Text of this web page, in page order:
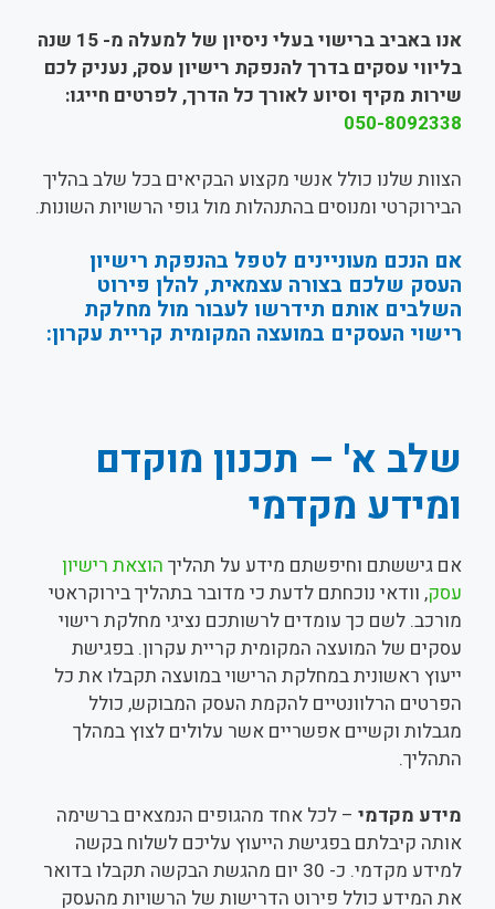
אנו באביב ברישוי בעלי ניסיון של למעלה מ- 15 שנה
בליווי עסקים בדרך להנפקת רישיון עסק, נעניק לכם
שירות מקיף וסיוע לאורך כל הדרך, לפרטים חייגו:
050-8092338
הצוות שלנו כולל אנשי מקצוע הבקיאים בכל שלב בהליך
הבירוקרטי ומנוסים בהתנהלות מול גופי הרשויות השונות.
אם הנכם מעוניינים לטפל בהנפקת רישיון
העסק שלכם בצורה עצמאית, להלן פירוט
השלבים אותם תידרשו לעבור מול מחלקת
רישוי העסקים במועצה המקומית קריית עקרון:
שלב א' – תכנון מוקדם
ומידע מקדמי
אם גיששתם וחיפשתם מידע על תהליך הוצאת רישיון
עסק, וודאי נוכחתם לדעת כי מדובר בתהליך בירוקראטי
מורכב. לשם כך עומדים לרשותכם נציגי מחלקת רישוי
עסקים של המועצה המקומית קריית עקרון. בפגישת
ייעוץ ראשונית במחלקת הרישוי במועצה תקבלו את כל
הפרטים הרלוונטיים להקמת העסק המבוקש, כולל
מגבלות וקשיים אפשריים אשר עלולים לצוץ במהלך
התהליך.
מידע מקדמי – לכל אחד מהגופים הנמצאים ברשימה
אותה קיבלתם בפגישת הייעוץ עליכם לשלוח בקשה
למידע מקדמי. כ- 30 יום מהגשת הבקשה תקבלו בדואר
את המידע כולל פירוט הדרישות של הרשויות מהעסק